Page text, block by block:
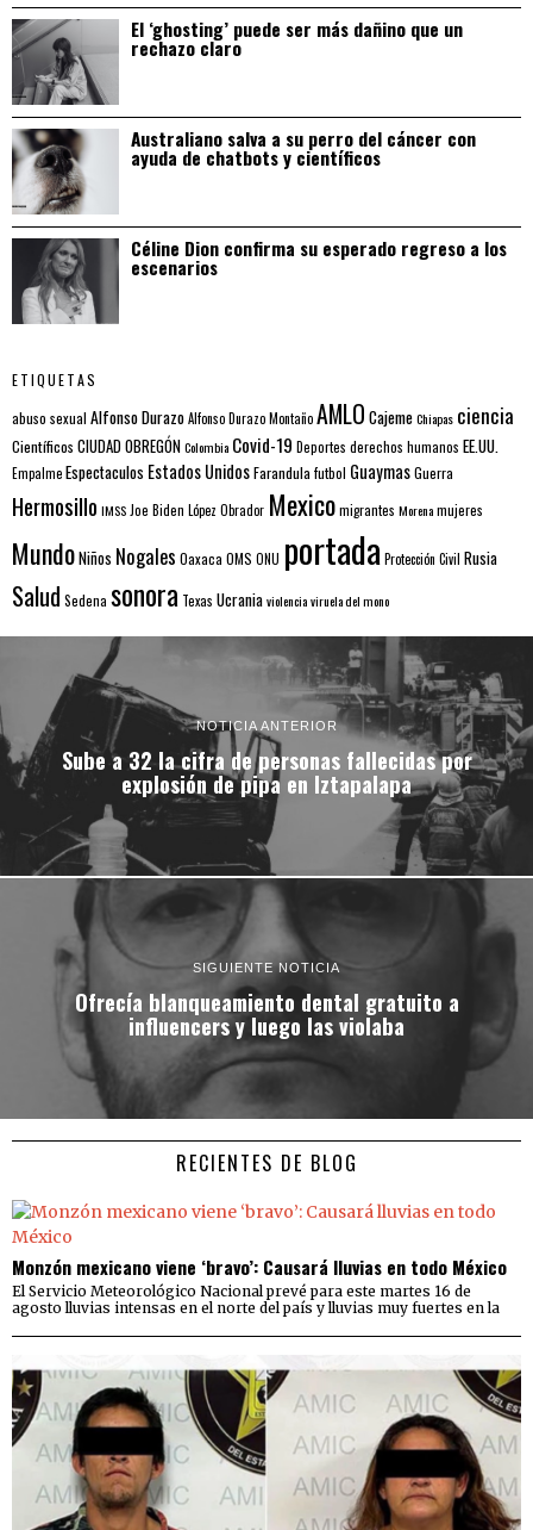
El ‘ghosting’ puede ser más dañino que un
rechazo claro
Australiano salva a su perro del cáncer con
ayuda de chatbots y científicos
Céline Dion confirma su esperado regreso a los
escenarios
ETIQUETAS
abuso sexual Alfonso DurazoAlfonso Durazo MontañoAMLO CajemeChiapas ciencia
Científicos CIUDAD OBREGÓNColombia Covid-19 Deportes derechos humanos EE.UU.
EmpalmeEspectaculos Estados UnidosFarandula futbol GuaymasGuerra
Hermosillo IMSS Joe Biden López Obrador Mexicomigrantes Morenamujeres
MundoNiños Nogales Oaxaca OMS ONU portada Protección Civil Rusia
Salud Sedena sonora Texas Ucraniaviolenciaviruela del mono
NOTICIA ANTERIOR
Sube a 32 la cifra de personas fallecidas por
explosión de pipa en Iztapalapa
SIGUIENTE NOTICIA
Ofrecía blanqueamiento dental gratuito a
influencers y luego las violaba
RECIENTES DE BLOG
Monzón mexicano viene ‘bravo’: Causará lluvias en todo México
El Servicio Meteorológico Nacional prevé para este martes 16 de
agosto lluvias intensas en el norte del país y lluvias muy fuertes en la